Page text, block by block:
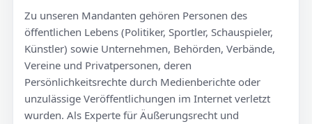
Zu unseren Mandanten gehören Personen des
öffentlichen Lebens (Politiker, Sportler, Schauspieler,
Künstler) sowie Unternehmen, Behörden, Verbände,
Vereine und Privatpersonen, deren
Persönlichkeitsrechte durch Medienberichte oder
unzulässige Veröffentlichungen im Internet verletzt
wurden. Als Experte für Äußerungsrecht und